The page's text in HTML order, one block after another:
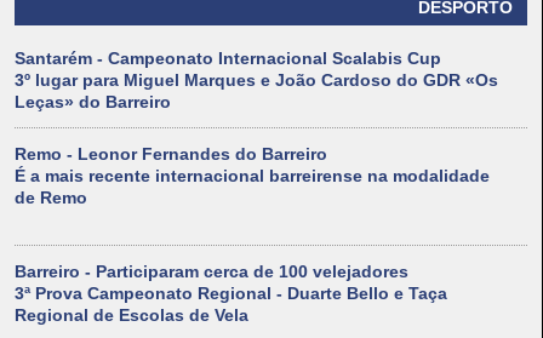
DESPORTO
Santarém - Campeonato Internacional Scalabis Cup
3º lugar para Miguel Marques e João Cardoso do GDR «Os
Leças» do Barreiro
Remo - Leonor Fernandes do Barreiro
É a mais recente internacional barreirense na modalidade
de Remo
Barreiro - Participaram cerca de 100 velejadores
3ª Prova Campeonato Regional - Duarte Bello e Taça
Regional de Escolas de Vela